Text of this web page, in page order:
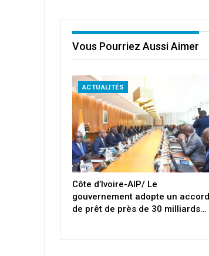
Vous Pourriez Aussi Aimer
ACTUALITÉS
Côte d’Ivoire-AIP/ Le
gouvernement adopte un accord
de prêt de près de 30 milliards…